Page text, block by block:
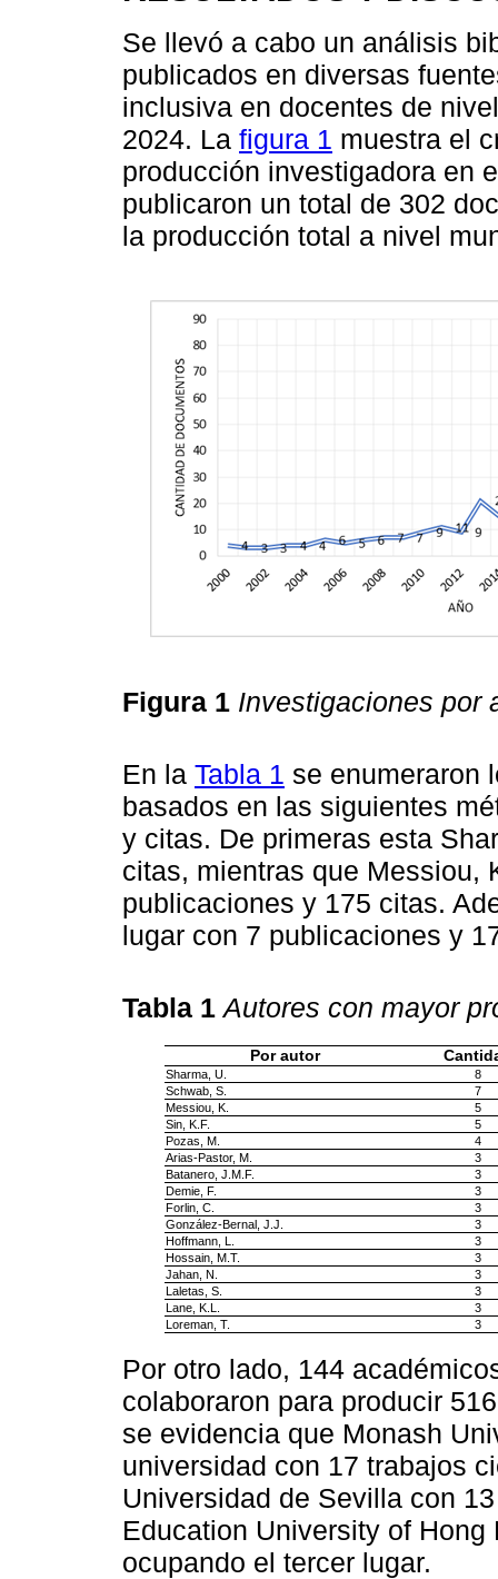
Se llevó a cabo un análisis
publicados en diversas
inclusiva en docentes de
2024. La figura 1 muestra el
producción investigadora en
publicaron un total de 302
la producción total a nivel
Figura 1 Investigaciones por
En la Tabla 1 se enumeraron
basados en las siguientes
y citas. De primeras esta
citas, mientras que Messiou,
publicaciones y 175 citas.
lugar con 7 publicaciones y
Tabla 1Autores con mayor
Por autor
Sharma, U.
8
Schwab, S.
7
Messiou, K.
5
Sin, K.F.
5
Pozas, M.
4
Arias-Pastor, M.
3
Batanero, J.M.F.
3
Demie, F.
3
Forlin, C.
3
González-Bernal, J.J.
3
Hoffmann, L.
3
Hossain, M.T.
3
Jahan, N.
3
Laletas, S.
3
Lane, K.L.
3
Loreman, T.
3
Por otro lado, 144
colaboraron para producir
se evidencia que Monash
universidad con 17 trabajos
Universidad de Sevilla con
Education University of
ocupando el tercer lugar.